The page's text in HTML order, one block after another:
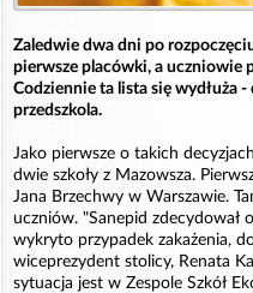
Zaledwie dwa dni po
pierwsze placówki, a uczniowie
Codziennie ta lista się wydłuża -
przedszkola.
Jako pierwsze o takich
dwie szkoły z Mazowsza.
Jana Brzechwy w Warszawie.
uczniów. "Sanepid zdecydował
wykryto przypadek zakażenia,
wiceprezydent stolicy, Renata
sytuacja jest w Zespole Szkół